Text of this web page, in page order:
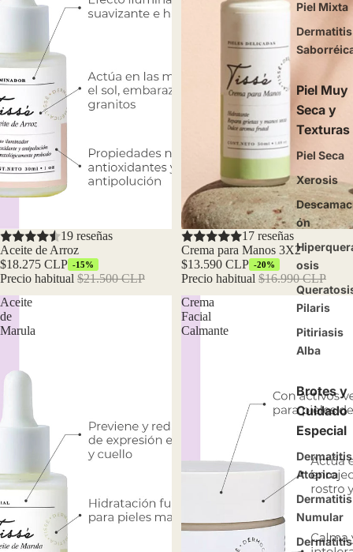
Piel Mixta
Dermatitis
Piel Muy
Seca y
Texturas
Piel Seca
Xerosis
ón
osis
Pilaris
Pitiriasis
Alba
Brotes y
Cuidado
Especial
Dermatitis
Atópica
Dermatitis
Numular
Dermatitis
Oferta
19 reseñas
Aceite de Arroz
$18.275 CLP -15%
Precio habitual $21.500 CLP
Oferta
17 reseñas
Crema para Manos 3X2
$13.590 CLP -20%
Precio habitual $16.990 CLP
Aceite
de
Marula
Crema
Facial
Calmante